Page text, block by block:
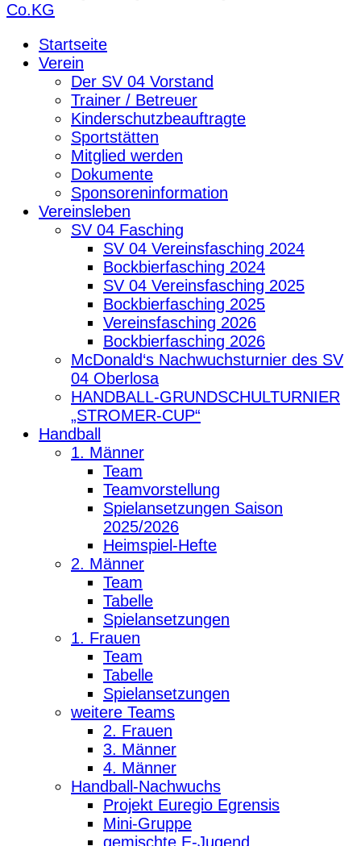
Co.KG
Startseite
Verein
Der SV 04 Vorstand
Trainer / Betreuer
Kinderschutzbeauftragte
Sportstätten
Mitglied werden
Dokumente
Sponsoreninformation
Vereinsleben
SV 04 Fasching
SV 04 Vereinsfasching 2024
Bockbierfasching 2024
SV 04 Vereinsfasching 2025
Bockbierfasching 2025
Vereinsfasching 2026
Bockbierfasching 2026
McDonald‘s Nachwuchsturnier des SV
04 Oberlosa
HANDBALL-GRUNDSCHULTURNIER
„STROMER-CUP“
Handball
1. Männer
Team
Teamvorstellung
Spielansetzungen Saison
2025/2026
Heimspiel-Hefte
2. Männer
Team
Tabelle
Spielansetzungen
1. Frauen
Team
Tabelle
Spielansetzungen
weitere Teams
2. Frauen
3. Männer
4. Männer
Handball-Nachwuchs
Projekt Euregio Egrensis
Mini-Gruppe
gemischte E-Jugend